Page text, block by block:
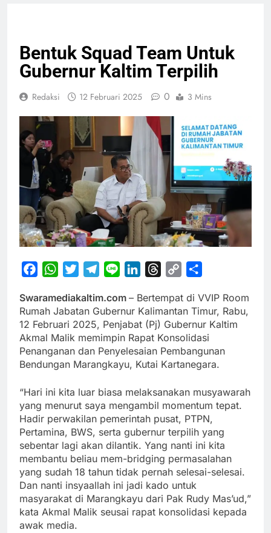
Bentuk Squad Team Untuk
Gubernur Kaltim Terpilih
Redaksi 12 Februari 2025 0 3 Mins
FacebookWhatsApp
TwitterTelegram
Line LinkedInThreads
Copy
Swaramediakaltim.com – Bertempat di VVIP Room
Rumah Jabatan Gubernur Kalimantan Timur, Rabu,
12 Februari 2025, Penjabat (Pj) Gubernur Kaltim
Akmal Malik memimpin Rapat Konsolidasi
Penanganan dan Penyelesaian Pembangunan
Bendungan Marangkayu, Kutai Kartanegara.
“Hari ini kita luar biasa melaksanakan musyawarah
yang menurut saya mengambil momentum tepat.
Hadir perwakilan pemerintah pusat, PTPN,
Pertamina, BWS, serta gubernur terpilih yang
sebentar lagi akan dilantik. Yang nanti ini kita
membantu beliau mem-bridging permasalahan
yang sudah 18 tahun tidak pernah selesai-selesai.
Dan nanti insyaallah ini jadi kado untuk
masyarakat di Marangkayu dari Pak Rudy Mas’ud,”
kata Akmal Malik seusai rapat konsolidasi kepada
awak media.